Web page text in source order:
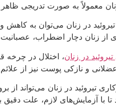
زنان معمولاً به صورت تدریجی
تیروئید در زنان می‌توان به
از زنان دچار اضطراب،
در زنان، اختلال در چرخه
و نازکی پوست نیز از علائم
تیروئید در زنان می‌تواند
با آزمایش‌های لازم، علت